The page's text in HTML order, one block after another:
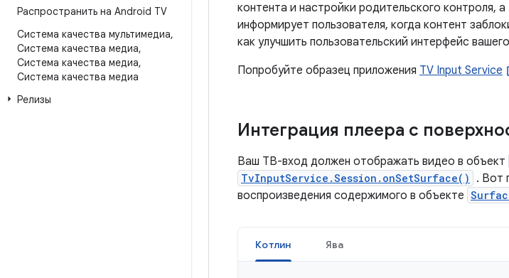
Распространить на Android TV
Система качества мультимедиа,
Система качества медиа,
Система качества медиа,
Система качества медиа
Релизы
контента и настройки родительского контроля,
информирует пользователя, когда контент
как улучшить пользовательский интерфейс
Попробуйте образец приложения TV Input Service
Интеграция плеера с
Ваш ТВ-вход должен отображать видео в объект
TvInputService.Session.onSetSurface() . Вот
воспроизведения содержимого в объекте
Котлин Ява